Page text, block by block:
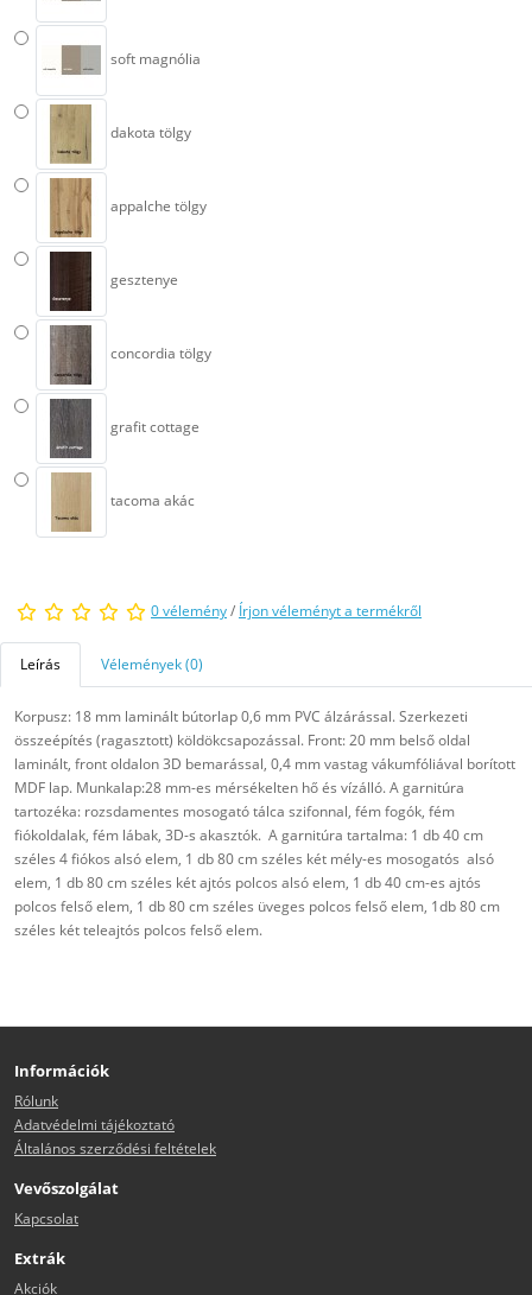
soft magnólia
dakota tölgy
appalche tölgy
gesztenye
concordia tölgy
grafit cottage
tacoma akác
0 vélemény/ Írjon véleményt a termékről
Leírás Vélemények (0)
Korpusz: 18 mm laminált bútorlap 0,6 mm PVC álzárással. Szerkezeti
összeépítés (ragasztott) köldökcsapozással. Front: 20 mm belső oldal
laminált, front oldalon 3D bemarással, 0,4 mm vastag vákumfóliával borított
MDF lap. Munkalap:28 mm-es mérsékelten hő és vízálló. A garnitúra
tartozéka: rozsdamentes mosogató tálca szifonnal, fém fogók, fém
fiókoldalak, fém lábak, 3D-s akasztók. A garnitúra tartalma: 1 db 40 cm
széles 4 fiókos alsó elem, 1 db 80 cm széles két mély-es mosogatós alsó
elem, 1 db 80 cm széles két ajtós polcos alsó elem, 1 db 40 cm-es ajtós
polcos felső elem, 1 db 80 cm széles üveges polcos felső elem, 1db 80 cm
széles két teleajtós polcos felső elem.
Információk
Rólunk
Adatvédelmi tájékoztató
Általános szerződési feltételek
Vevőszolgálat
Kapcsolat
Extrák
Akciók